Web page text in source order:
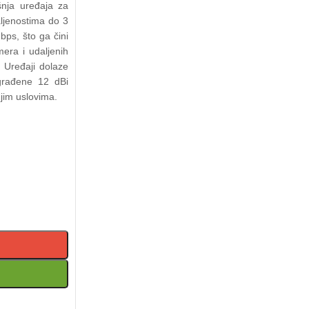
uređaja za
do 3
što ga čini
i udaljenih
dolaze
12 dBi
uslovima.